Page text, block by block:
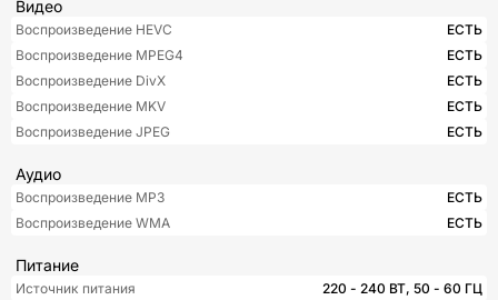
Видео
Воспроизведение HEVC
ЕСТЬ
Воспроизведение MPEG4
ЕСТЬ
Воспроизведение DivX
ЕСТЬ
Воспроизведение MKV
ЕСТЬ
Воспроизведение JPEG
ЕСТЬ
Аудио
Воспроизведение MP3
ЕСТЬ
Воспроизведение WMA
ЕСТЬ
Питание
Источник питания
220 - 240 ВТ, 50 - 60 ГЦ